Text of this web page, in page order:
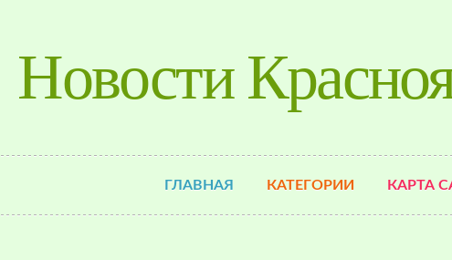
Новости
ГЛАВНАЯ КАТЕГОРИИ КАРТА